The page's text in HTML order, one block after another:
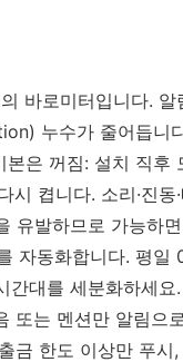
바로미터입니다.
누수가 줄어듭니다
본은 꺼짐: 설치 직
시 켭니다. 소리·진
유발하므로 가능하
자동화합니다. 평
간대를 세분화하세
또는 멘션만 알림으
금 한도 이상만 푸시